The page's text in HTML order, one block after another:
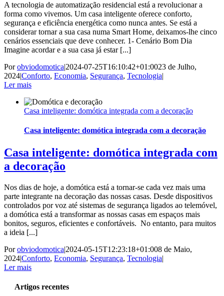
A tecnologia de automatização residencial está a revolucionar a
forma como vivemos. Um casa inteligente oferece conforto,
segurança e eficiência energética como nunca antes. Se está a
considerar tornar a sua casa numa Smart Home, deixamos-lhe cinco
cenários essenciais que deve conhecer. 1- Cenário Bom Dia
Imagine acordar e a sua casa já estar [...]
Porobviodomotica|2024-07-25T16:10:42+01:0023 de Julho,
2024|Conforto, Economia, Segurança, Tecnologia|
Ler mais
Casa inteligente: domótica integrada com a decoração
Casa inteligente: domótica integrada com a decoração
Casa inteligente: domótica integrada com
a decoração
Nos dias de hoje, a domótica está a tornar-se cada vez mais uma
parte integrante na decoração das nossas casas. Desde dispositivos
controlados por voz até sistemas de segurança ligados ao telemóvel,
a domótica está a transformar as nossas casas em espaços mais
bonitos, seguros, eficientes e confortáveis. No entanto, para muitos
a ideia [...]
Porobviodomotica|2024-05-15T12:23:18+01:008 de Maio,
2024|Conforto, Economia, Segurança, Tecnologia|
Ler mais
Artigos recentes